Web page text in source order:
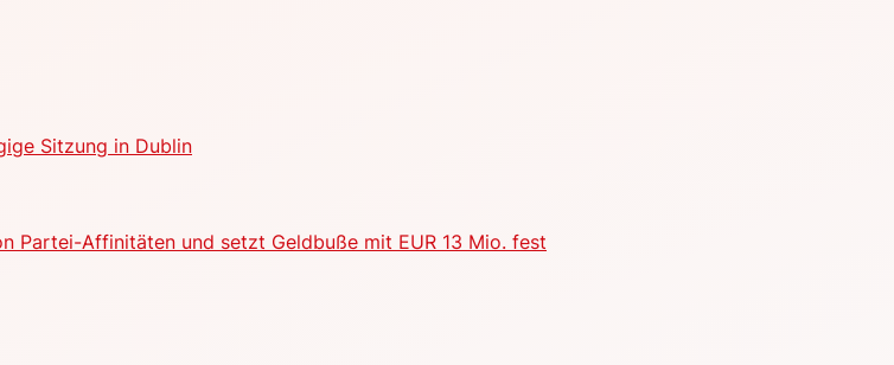
Sitzung in Dublin
Partei-Affinitäten und setzt Geldbuße mit EUR 13 Mio. fest